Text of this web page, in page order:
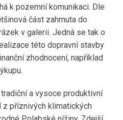
k pozemní komunikaci. Dle
část zahrnuta do
v galerii. Jedná se tak o
této dopravní stavby
zhodnocení, například
a vysoce produktivní
příznivých klimatických